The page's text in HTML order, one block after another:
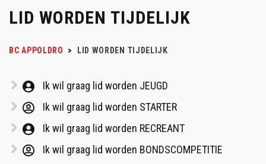
LID WORDEN TIJDELIJK
BC APPOLDRO > LID WORDEN TIJDELIJK
Ik wil graag lid worden JEUGD
Ik wil graag lid worden STARTER
Ik wil graag lid worden RECREANT
Ik wil graag lid worden BONDSCOMPETITIE